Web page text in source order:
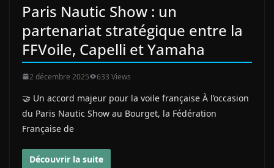
Paris Nautic Show : un
partenariat stratégique entre la
FFVoile, Capelli et Yamaha
2 décembre 2025 633 Views
🤝 Un accord majeur pour la voile française À l’occasion
du Paris Nautic Show au Bourget, la Fédération
Française de
Découvrir la suite